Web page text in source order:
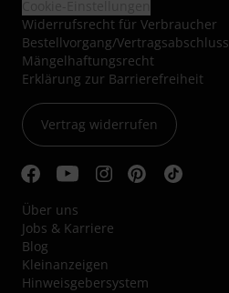
Widerrufsrecht für Verbraucher
Bestellvorgang/Vertragsabschluss
Mängelhaftungsrecht
Erklärung zur Barrierefreiheit
Vertrag widerrufen
Über uns
Jobs & Karriere
Blog
Kleinanzeigen
Hinweisgebersystem